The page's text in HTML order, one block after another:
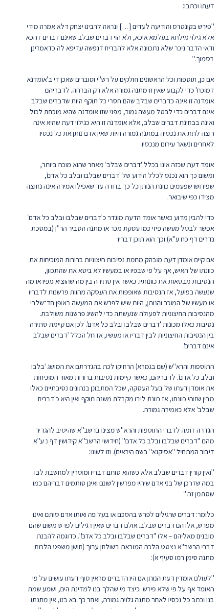
דעתו וכתבו:
"פירש בקונטרס והודיעה לעדים […] ונראה לרבינו יצחק דלא אמרה מידי
אלא גילוי מילתא בעלמא איכא, ולא הוי דברים שבלב שאינם דברים דהכא
ודאי הדבר ניכר שלא נתכוונה אלא להבריח דנפשה עדיפא לה כדאמרינן
בסמוך."
אם כן, תוספות וכל הראשונים חולקים על רש"י וסוברים שאכן די ב'אומדנא
דמוכח' כדי לקבוע שאין זו מתנה גמורה אלא רק הברחה. לדבריהם
אומדנה זו אינה כדברים שבלב שהם חסרי כל תוקף היות שדברים שבלב
אינם דברים כדי לבטל מעשה גמור, מפני שזו אומדנה שהיא מוכחת לכול
ואינה בבחינת דברים שבלב, אלא אומדנה זו היא כגילוי דעת שהיא אינה
רוצה לתת את נכסיה במתנה גמורה היות שאין אדם נותן את כל נכסיו
לאחרים ונשאר עירום מנכסיו.
אומד דעת שכזה אינו בכלל 'דברים שבלב' מאחר שהוא מוכח ביותר,
ומשום כך הוא נכנס לכלל הידוע של 'דברים שבלבו ובלב כל אדם',
שפירושו שפעמים כוונת הנותן כל כך ברורה עד שאפילו אמירה אינה נחוצה
מצידו כפי שיבואר.
כדי להבין מדוע כאשר אומד הדעת מוגדר כ'דברים שבלבו ובלב כל אדם'
אפשר לבטל מעשה פיזי כמו עסקת מכר או מתנה הסביר הר"ן (במסכת
נדרים דף כח ע"א) וכך הוא תוכן דבריו:
אם קיים אומדן דעת מובהק מחמת נסיבות חיצוניות ברורות המוכיחות את
כוונתו של האיש, אף על פי שבפיו או במעשיו לא ביטא את שהתכוון,
הנסיבות מבטאות את כוונותיו. כאשר אין סתירה בין מה שהוציא מפיו או מה
שנעשה בפועל, אז הנסיבות שאופפות את העסקה מהוות פרשנות לדבריו
או מעשיו של המוכר והנותן, היות שיש לפרש את המעשה באופן חד־שלבי
מהנסיבות החיצוניות לפעולה שנעשתה כדי להשיג פרשנות משולבת.
נסיבות כאלו מכונות 'דברים שבלבו ובלב כל אדם'. לכן אם קיימת סתירה
בין הנסיבות החיצוניות לבין דבריו או מעשיו, אז חל הכלל 'דברים שבלב
אינם דברים'.
התוספות והרא"ש (שם בגמרא) הרחיקו לכת בהגדרתם את המושג 'בלבו
ובלב כל אדם'. לדבריהם, כאשר קיימות נסיבות ברורות מאוד המוכיחות
את אומדן דעתו של בעל העסקה, שכל המתבונן בנתונים נסיבתיים כאלו
מבין שזוהי כוונתו, אז כוונת ליבו מקבלת משנה תוקף ואין היא כ'דברים
שבלב' אלא כאמירה גמורה.
הגדרה דומה לדברי התוספות והרא"ש מצינו ברשב"א שהיטיב להגדיר
מהם "דברים שבלבו ובלב כל אדם" (חידושי הרשב"א קידושין דף נ ע"א
דיבור המתחיל "אסיקנא" בשם היראים). וזו לשונו:
"ואין קורין דברים שבלב אלא כשהוא סותם דבריו ומוסרין למחשבת לבו
במה שדרכן של בני אדם שיהיו מפרשין לשונם ואינן סותמים דבריהם כמו
שסתמן זה."
כלומר: דברים שרגילים לפרש בהסכם או בעל פה ואותו אדם סותם ואינו
מפרש, אלו הם דברים שבלב. אולם דברים שאין רגילים לפרש משום שהם
מובנים מאליהם – אלו "דברים שבלבו ובלב כל אדם". כדוגמה להבנת
דברי הרשב"א נצטט הלכה המובאת בשולחן ערוך (חושן משפט הלכות
מתנה סימן רמו סעיף א):
"לעולם אומדין דעת הנותן אם היו הדברים מראין סוף דעתו עושים על פי
האומד אף על פי שלא פירש. כיצד מי שהלך בנו למדינת הים, ושמע שמת
בנו וכתב כל נכסיו לאחר מתנה גלויה גמורה, ואחר כך בא בנו, אין מתנתו